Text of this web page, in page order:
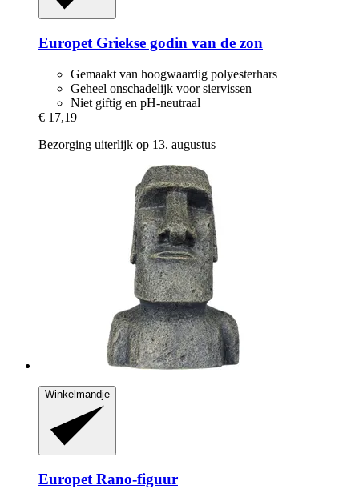
Europet Griekse godin van de zon
Gemaakt van hoogwaardig polyesterhars
Geheel onschadelijk voor siervissen
Niet giftig en pH-neutraal
€ 17,19
Bezorging uiterlijk op 13. augustus
Winkelmandje
Europet Rano-​figuur